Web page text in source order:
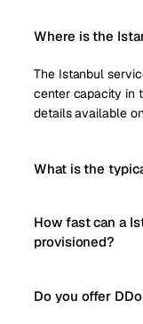
Where is the
The Istanbul
center capacity in
details available
What is the
How fast can a
provisioned?
Do you offer